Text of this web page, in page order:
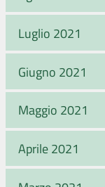
Luglio 2021
Giugno 2021
Maggio 2021
Aprile 2021